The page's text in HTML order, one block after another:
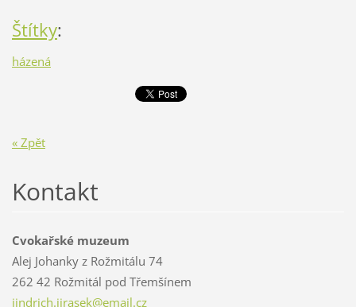
Štítky:
házená
« Zpět
Kontakt
Cvokařské muzeum
Alej Johanky z Rožmitálu 74
262 42 Rožmitál pod Třemšínem
jindrich.jirasek@email.cz